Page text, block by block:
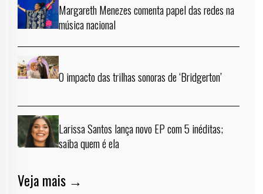
Margareth Menezes comenta papel das redes na
música nacional
O impacto das trilhas sonoras de ‘Bridgerton’
Larissa Santos lança novo EP com 5 inéditas;
saiba quem é ela
Veja mais →